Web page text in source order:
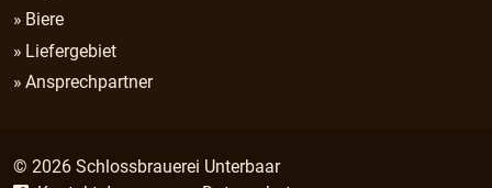
Biere
Liefergebiet
Ansprechpartner
© 2026 Schlossbrauerei Unterbaar